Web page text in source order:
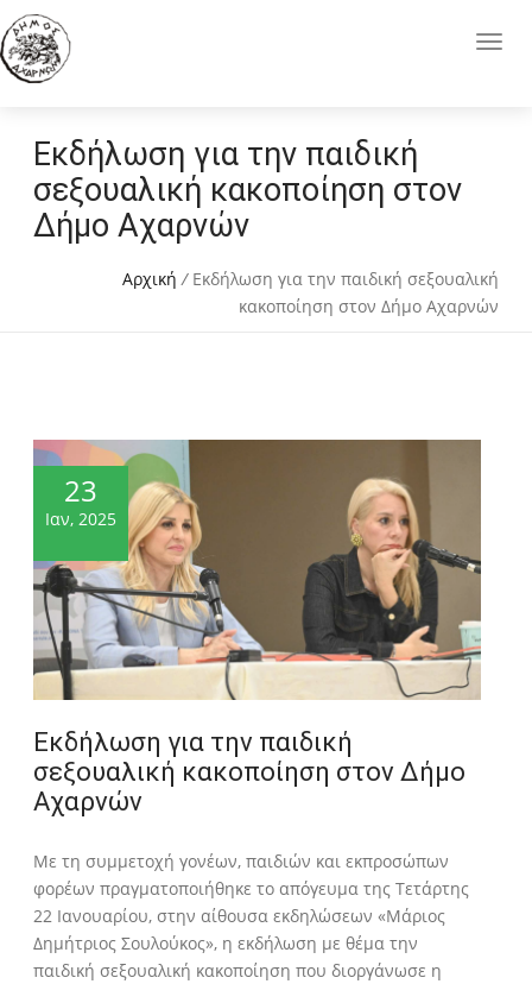
Eκδήλωση για την παιδική
σεξουαλική κακοποίηση στον
Δήμο Αχαρνών
Αρχική / Eκδήλωση για την παιδική σεξουαλική
κακοποίηση στον Δήμο Αχαρνών
23
Ιαν, 2025
Eκδήλωση για την παιδική
σεξουαλική κακοποίηση στον Δήμο
Αχαρνών
Με τη συμμετοχή γονέων, παιδιών και εκπροσώπων
φορέων πραγματοποιήθηκε το απόγευμα της Τετάρτης
22 Ιανουαρίου, στην αίθουσα εκδηλώσεων «Μάριος
Δημήτριος Σουλούκος», η εκδήλωση με θέμα την
παιδική σεξουαλική κακοποίηση που διοργάνωσε η